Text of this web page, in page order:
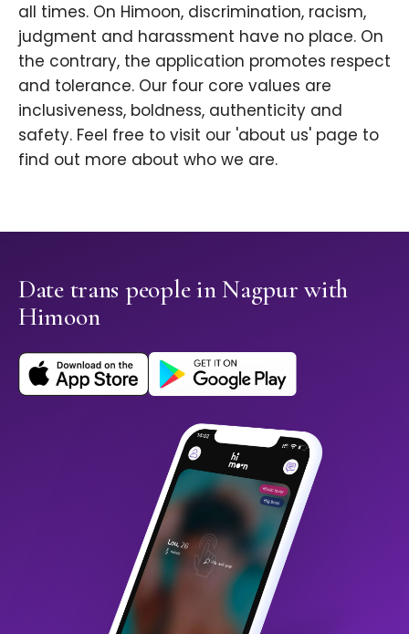
all times. On Himoon, discrimination, racism,
judgment and harassment have no place. On
the contrary, the application promotes respect
and tolerance. Our four core values are
inclusiveness, boldness, authenticity and
safety. Feel free to visit our 'about us' page to
find out more about who we are.
Date trans people in Nagpur with
Himoon